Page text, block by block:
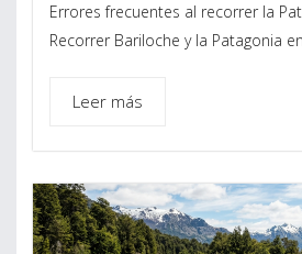
Errores frecuentes al recorrer la
Recorrer Bariloche y la Patagonia
Leer más